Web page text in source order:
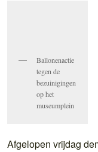
Ballonenactie
tegen de
bezuinigingen
op het
museumplein
Afgelopen vrijdag